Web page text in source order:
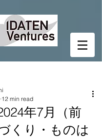
年7月（前
くり・ものは
12 min read